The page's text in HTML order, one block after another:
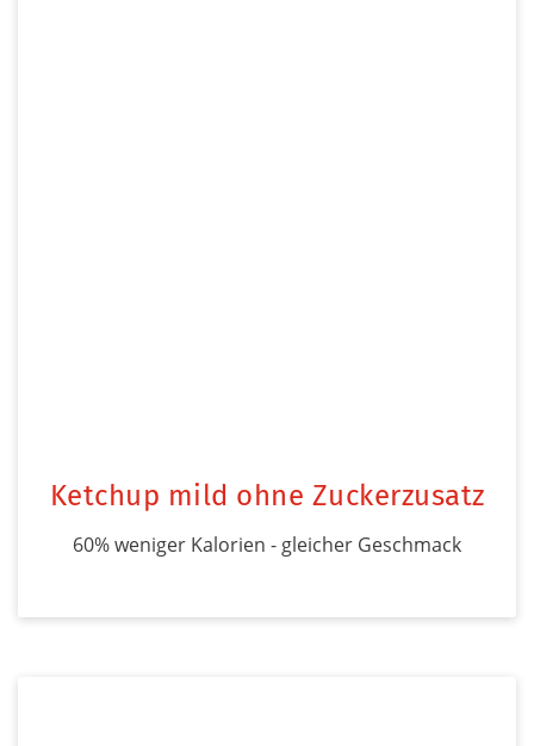
Ketchup mild ohne Zuckerzusatz
60% weniger Kalorien - gleicher Geschmack